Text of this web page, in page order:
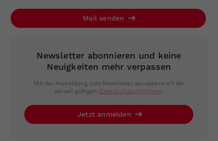
Mail senden
Newsletter abonnieren und keine
Neuigkeiten mehr verpassen
Mit der Anmeldung zum Newsletter akzeptiere ich die
aktuell gültigen Datenschutzrichtlinien.
Jetzt anmelden